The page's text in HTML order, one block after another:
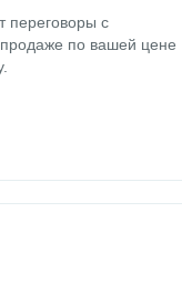
переговоры с
по вашей цене